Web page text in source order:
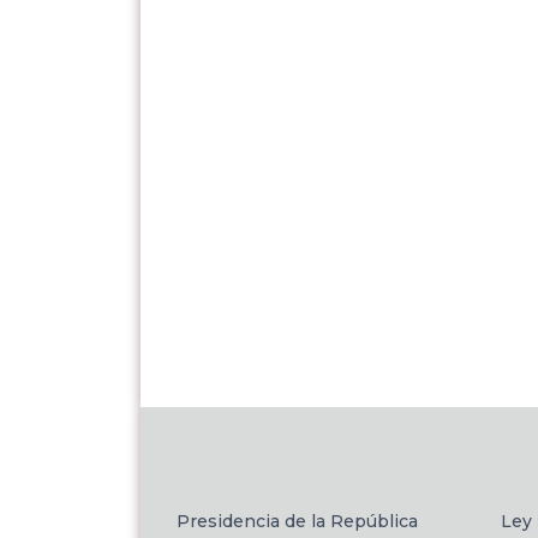
Presidencia de la República Ley